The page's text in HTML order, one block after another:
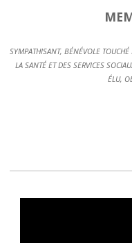
SYMPATHISANT, BÉNÉVOLE
LA SANTÉ ET DES SERVICES
ÉLU,